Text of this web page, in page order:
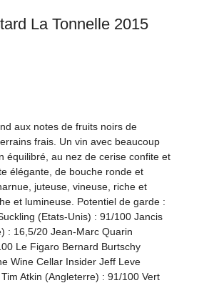
La Tonnelle 2015
aux notes de fruits noirs de
frais. Un vin avec beaucoup
équilibré, au nez de cerise confite et
élégante, de bouche ronde et
juteuse, vineuse, riche et
et lumineuse. Potentiel de garde :
(Etats-Unis) : 91/100 Jancis
: 16,5/20 Jean-Marc Quarin
Le Figaro Bernard Burtschy
Wine Cellar Insider Jeff Leve
Atkin (Angleterre) : 91/100 Vert